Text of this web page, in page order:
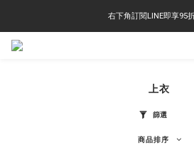
右下角訂閱LINE即享95
右下角訂閱LINE即享95
TS-2618 涼感短T 多版型選擇,涼感優惠 單件
上衣
篩選
商品排序